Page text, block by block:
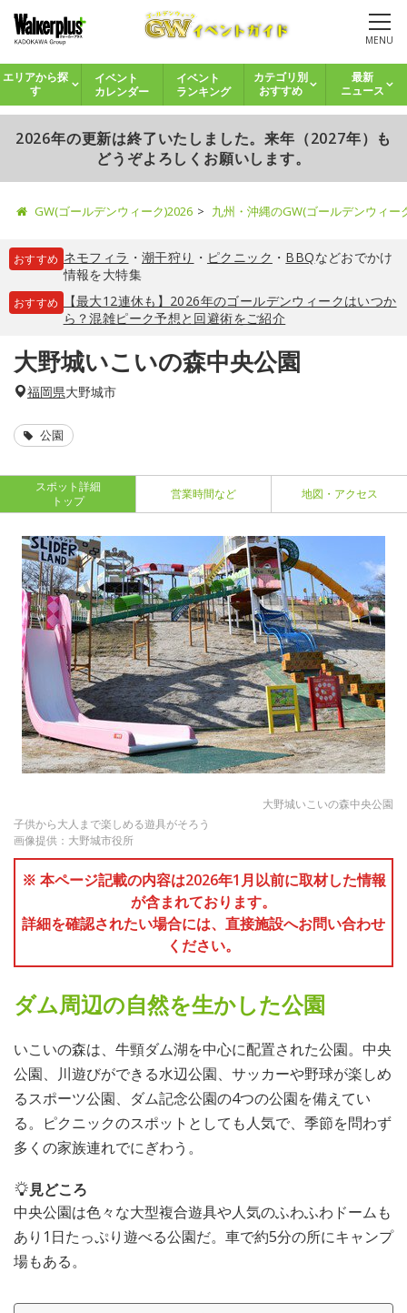
MENU
エリアから探
す
イベント
カレンダー
イベント
ランキング
カテゴリ別
おすすめ
最新
ニュース
2026年の更新は終了いたしました。来年（2027年）も
どうぞよろしくお願いします。
GW(ゴールデンウィーク)2026 九州・沖縄のGW(ゴールデンウィ
おすすめ ネモフィラ ・ 潮干狩り ・ ピクニック ・ BBQなどおでかけ
情報を大特集
おすすめ
【最大12連休も】2026年のゴールデンウィークはいつか
ら？混雑ピーク予想と回避術をご紹介
大野城いこいの森中央公園
福岡県大野城市
公園
スポット詳細
トップ
営業時間など 地図・アクセス
大野城いこいの森中央公園
子供から大人まで楽しめる遊具がそろう
画像提供：大野城市役所
※ 本ページ記載の内容は2026年1月以前に取材した情報
が含まれております。
詳細を確認されたい場合には、直接施設へお問い合わせ
ください。
ダム周辺の自然を生かした公園
いこいの森は、牛頸ダム湖を中心に配置された公園。中央
公園、川遊びができる水辺公園、サッカーや野球が楽しめ
るスポーツ公園、ダム記念公園の4つの公園を備えてい
る。ピクニックのスポットとしても人気で、季節を問わず
多くの家族連れでにぎわう。
見どころ
中央公園は色々な大型複合遊具や人気のふわふわドームも
あり1日たっぷり遊べる公園だ。車で約5分の所にキャンプ
場もある。